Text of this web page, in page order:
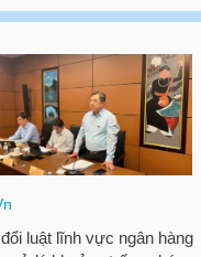
thay đổi đăng